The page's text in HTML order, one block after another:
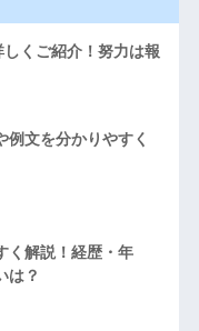
しくご紹介！努力は報
例文を分かりやすく
く解説！経歴・年
は？